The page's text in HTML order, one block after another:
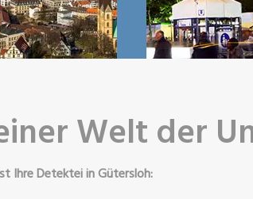
Welt der
Ihre Detektei in Gütersloh: